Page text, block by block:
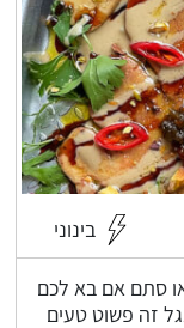
בינוני
סתם אם בא לכם
זה פשוט טעים